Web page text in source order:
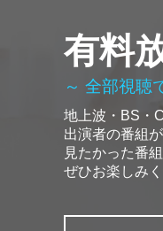
有料
～ 全部視聴
地上波・BS・
出演者の番組
見たかった番
ぜひお楽しみく